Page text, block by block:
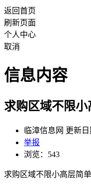
返回首页
刷新页面
个人中心
取消
信息内容
求购区域不限
临漳信息网 更新
举报
浏览：543
求购区域不限小高层简